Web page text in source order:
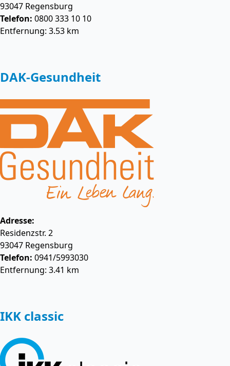
93047 Regensburg
Telefon: 0800 333 10 10
Entfernung: 3.53 km
DAK-Gesundheit
Adresse:
Residenzstr. 2
93047 Regensburg
Telefon: 0941/5993030
Entfernung: 3.41 km
IKK classic